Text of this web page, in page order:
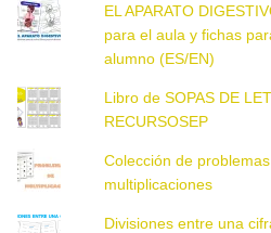
EL APARATO
para el aula y fichas
alumno (ES/EN)
Libro de SOPAS DE
RECURSOSEP
Colección de
multiplicaciones
Divisiones entre una